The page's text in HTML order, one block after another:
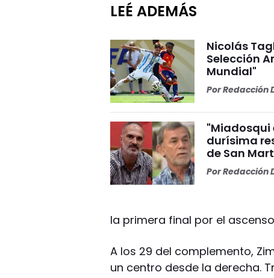
LEÉ ADEMÁS
Nicolás
Selección
Mundial"
PorRedacción
"Miadosqui
durísima
de San
PorRedacción
la primera final por el
A los 29 del complemento,
un centro desde la derecha.